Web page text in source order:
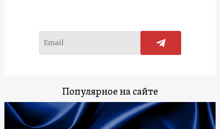
Популярное на сайте